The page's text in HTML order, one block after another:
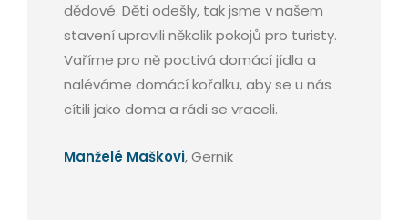
dědové. Děti odešly, tak jsme v našem
stavení upravili několik pokojů pro turisty.
Vaříme pro ně poctivá domácí jídla a
naléváme domácí kořalku, aby se u nás
cítili jako doma a rádi se vraceli.
Manželé Maškovi, Gernik